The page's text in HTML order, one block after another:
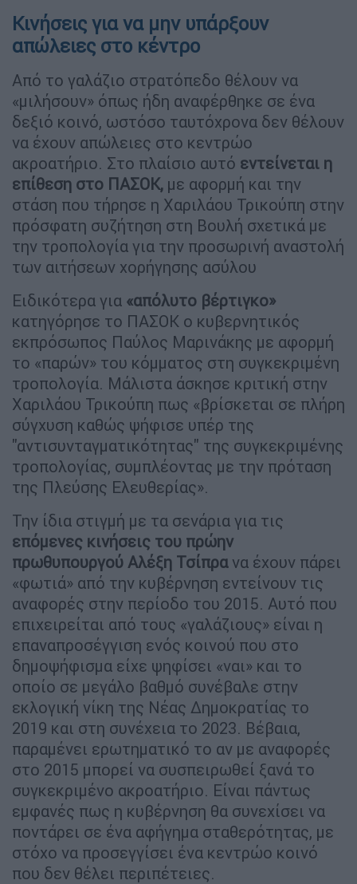
Κινήσεις για να μην υπάρξουν
απώλειες στο κέντρο
Από το γαλάζιο στρατόπεδο θέλουν να
«μιλήσουν» όπως ήδη αναφέρθηκε σε ένα
δεξιό κοινό, ωστόσο ταυτόχρονα δεν θέλουν
να έχουν απώλειες στο κεντρώο
ακροατήριο. Στο πλαίσιο αυτό εντείνεται η
επίθεση στο ΠΑΣΟΚ, με αφορμή και την
στάση που τήρησε η Χαριλάου Τρικούπη στην
πρόσφατη συζήτηση στη Βουλή σχετικά με
την τροπολογία για την προσωρινή αναστολή
των αιτήσεων χορήγησης ασύλου
Ειδικότερα για «απόλυτο βέρτιγκο»
κατηγόρησε το ΠΑΣΟΚ ο κυβερνητικός
εκπρόσωπος Παύλος Μαρινάκης με αφορμή
το «παρών» του κόμματος στη συγκεκριμένη
τροπολογία. Μάλιστα άσκησε κριτική στην
Χαριλάου Τρικούπη πως «βρίσκεται σε πλήρη
σύγχυση καθώς ψήφισε υπέρ της
"αντισυνταγματικότητας" της συγκεκριμένης
τροπολογίας, συμπλέοντας με την πρόταση
της Πλεύσης Ελευθερίας».
Την ίδια στιγμή με τα σενάρια για τις
επόμενες κινήσεις του πρώην
πρωθυπουργού Αλέξη Τσίπρανα έχουν πάρει
«φωτιά» από την κυβέρνηση εντείνουν τις
αναφορές στην περίοδο του 2015. Αυτό που
επιχειρείται από τους «γαλάζιους» είναι η
επαναπροσέγγιση ενός κοινού που στο
δημοψήφισμα είχε ψηφίσει «ναι» και το
οποίο σε μεγάλο βαθμό συνέβαλε στην
εκλογική νίκη της Νέας Δημοκρατίας το
2019 και στη συνέχεια το 2023. Βέβαια,
παραμένει ερωτηματικό το αν με αναφορές
στο 2015 μπορεί να συσπειρωθεί ξανά το
συγκεκριμένο ακροατήριο. Είναι πάντως
εμφανές πως η κυβέρνηση θα συνεχίσει να
ποντάρει σε ένα αφήγημα σταθερότητας, με
στόχο να προσεγγίσει ένα κεντρώο κοινό
που δεν θέλει περιπέτειες.